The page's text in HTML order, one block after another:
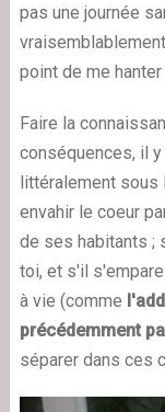
pas une journée
point de me hanter
Faire la
conséquences, il
littéralement sous
envahir le coeur
de ses habitants ;
toi, et s'il
à vie (comme
précédemment
séparer dans ces